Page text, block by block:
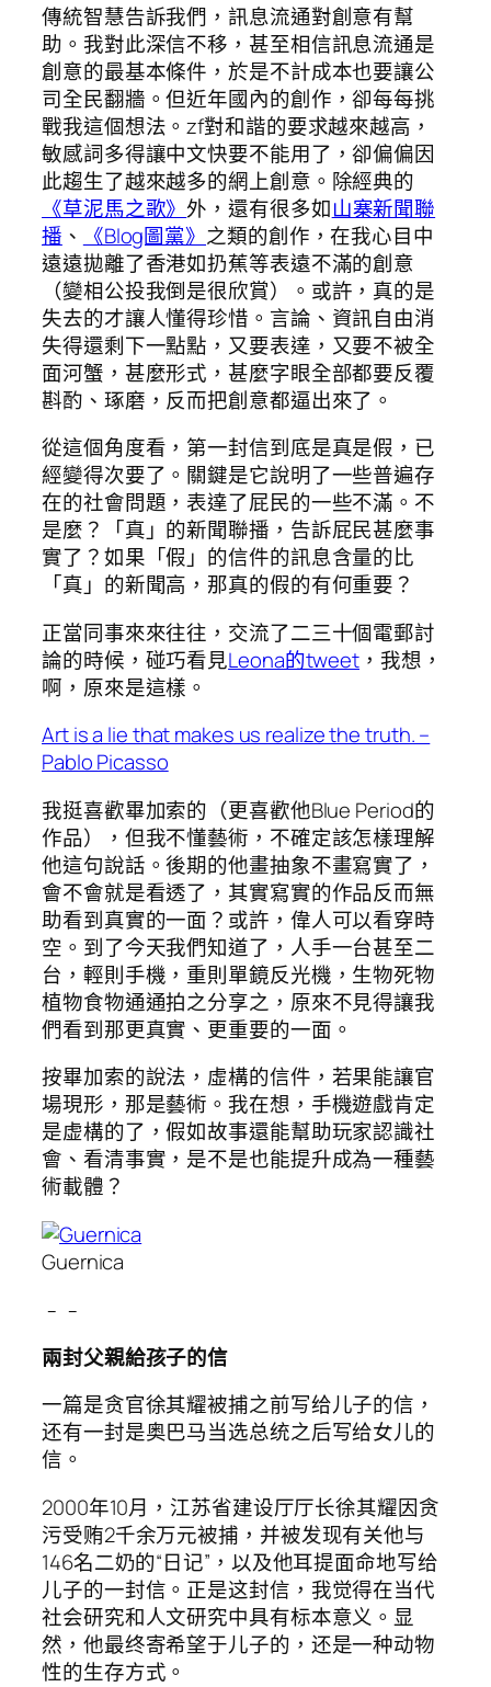
傳統智慧告訴我們，訊息流通對創意有幫
助。我對此深信不移，甚至相信訊息流通是
創意的最基本條件，於是不計成本也要讓公
司全民翻牆。但近年國內的創作，卻每每挑
戰我這個想法。zf對和諧的要求越來越高，
敏感詞多得讓中文快要不能用了，卻偏偏因
此趨生了越來越多的網上創意。除經典的
《草泥馬之歌》 外，還有很多如山寨新聞聯
播 、 《Blog圖黨》 之類的創作，在我心目中
遠遠拋離了香港如扔蕉等表遠不滿的創意
（變相公投我倒是很欣賞）。或許，真的是
失去的才讓人懂得珍惜。言論、資訊自由消
失得還剩下一點點，又要表達，又要不被全
面河蟹，甚麼形式，甚麼字眼全部都要反覆
斟酌、琢磨，反而把創意都逼出來了。
從這個角度看，第一封信到底是真是假，已
經變得次要了。關鍵是它說明了一些普遍存
在的社會問題，表達了屁民的一些不滿。不
是麼？「真」的新聞聯播，告訴屁民甚麼事
實了？如果「假」的信件的訊息含量的比
「真」的新聞高，那真的假的有何重要？
正當同事來來往往，交流了二三十個電郵討
論的時候，碰巧看見Leona的tweet ，我想，
啊，原來是這樣。
Art is a lie that makes us realize the truth. –
Pablo Picasso
我挺喜歡畢加索的（更喜歡他Blue Period的
作品），但我不懂藝術，不確定該怎樣理解
他這句說話。後期的他畫抽象不畫寫實了，
會不會就是看透了，其實寫實的作品反而無
助看到真實的一面？或許，偉人可以看穿時
空。到了今天我們知道了，人手一台甚至二
台，輕則手機，重則單鏡反光機，生物死物
植物食物通通拍之分享之，原來不見得讓我
們看到那更真實、更重要的一面。
按畢加索的說法，虛構的信件，若果能讓官
場現形，那是藝術。我在想，手機遊戲肯定
是虚構的了，假如故事還能幫助玩家認識社
會、看清事實，是不是也能提升成為一種藝
術載體？
Guernica
﹣﹣
兩封父親給孩子的信
一篇是贪官徐其耀被捕之前写给儿子的信，
还有一封是奥巴马当选总统之后写给女儿的
信。
2000年10月，江苏省建设厅厅长徐其耀因贪
污受贿2千余万元被捕，并被发现有关他与
146名二奶的“日记”，以及他耳提面命地写给
儿子的一封信。正是这封信，我觉得在当代
社会研究和人文研究中具有标本意义。显
然，他最终寄希望于儿子的，还是一种动物
性的生存方式。